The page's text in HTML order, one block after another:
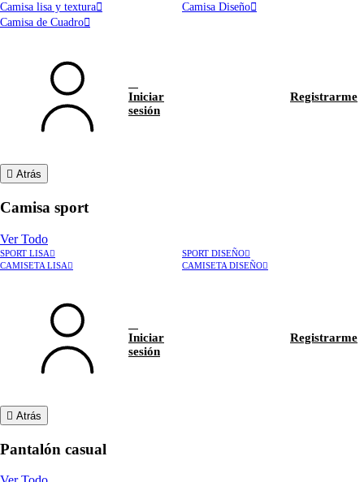
Camisa lisa y textura
Camisa Diseño
Camisa de Cuadro
Iniciar
sesión
Registrarme
Atrás
Camisa sport
Ver Todo
SPORT LISA
SPORT DISEÑO
CAMISETA LISA
CAMISETA DISEÑO
Iniciar
sesión
Registrarme
Atrás
Pantalón casual